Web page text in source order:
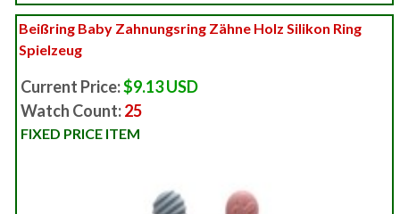
Beißring Baby Zahnungsring Zähne Holz Silikon Ring
Spielzeug
Current Price:$9.13 USD
Watch Count:25
FIXED PRICE ITEM